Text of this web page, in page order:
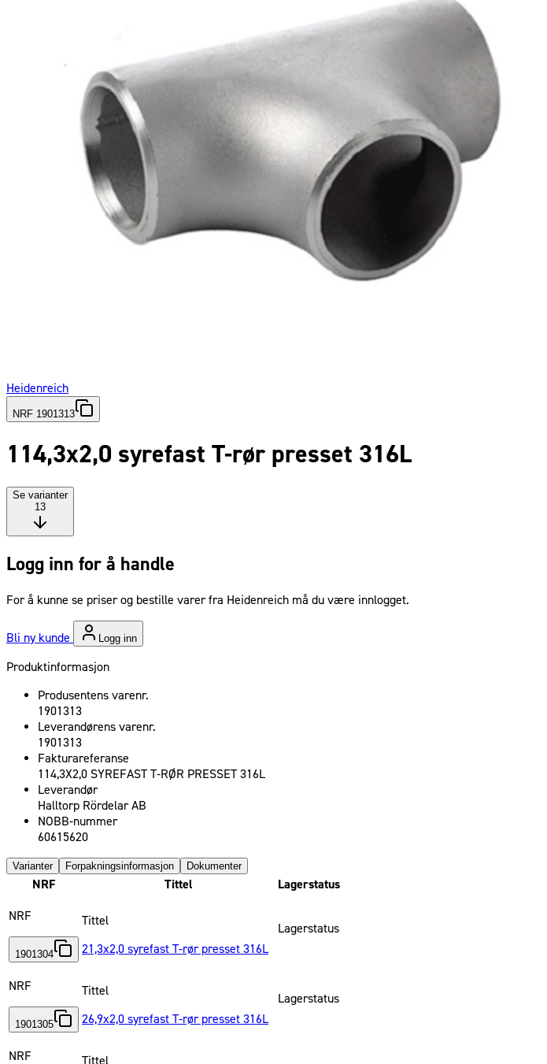
Heidenreich
NRF 1901313
114,3x2,0 syrefast T-rør presset 316L
Se varianter
13
Logg inn for å handle
For å kunne se priser og bestille varer fra Heidenreich må du være innlogget.
Bli ny kunde Logg inn
Produktinformasjon
Produsentens varenr.
1901313
Leverandørens varenr.
1901313
Fakturareferanse
114,3X2,0 SYREFAST T-RØR PRESSET 316L
Leverandør
Halltorp Rördelar AB
NOBB-nummer
60615620
Varianter Forpakningsinformasjon Dokumenter
NRF Tittel
Lagerstatus
NRF
1901304
Tittel
21,3x2,0 syrefast T-rør presset 316L
Lagerstatus
NRF
1901305
Tittel
26,9x2,0 syrefast T-rør presset 316L
Lagerstatus
NRF